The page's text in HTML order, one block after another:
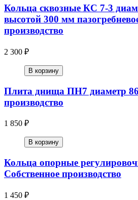
Кольца сквозные КС 7-3
высотой 300 мм
производство
2 300 ₽
В корзину
Плита днища ПН7 диаметр
производство
1 850 ₽
В корзину
Кольца опорные
Собственное производство
1 450 ₽